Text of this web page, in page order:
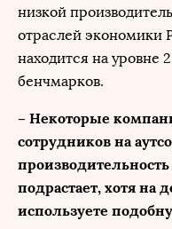
низкой
отраслей экономики
находится на уровне
бенчмарков.
– Некоторые
сотрудников на
подрастает, хотя на
используете